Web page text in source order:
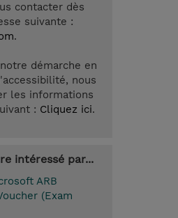
contacter dès
suivante :
.
démarche en
nous
les informations
: Cliquez ici.
intéressé par...
ARB
(Exam